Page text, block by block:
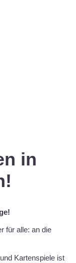
in
für alle: an die
Kartenspiele ist